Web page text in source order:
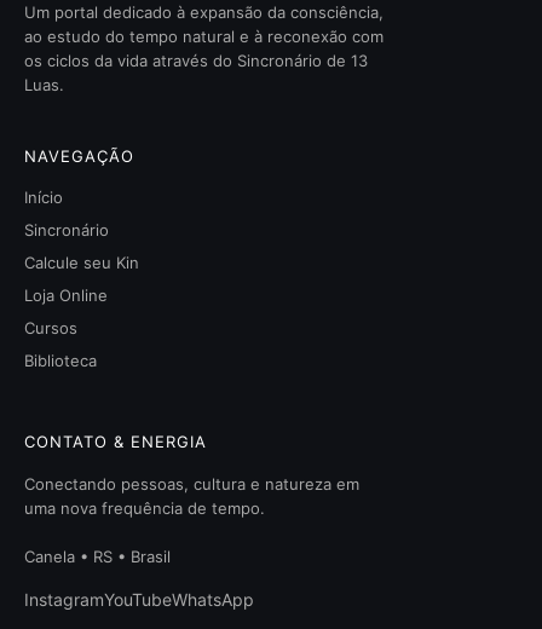
Um portal dedicado à expansão da consciência,
ao estudo do tempo natural e à reconexão com
os ciclos da vida através do Sincronário de 13
Luas.
NAVEGAÇÃO
Início
Sincronário
Calcule seu Kin
Loja Online
Cursos
Biblioteca
CONTATO & ENERGIA
Conectando pessoas, cultura e natureza em
uma nova frequência de tempo.
Canela • RS • Brasil
InstagramYouTubeWhatsApp